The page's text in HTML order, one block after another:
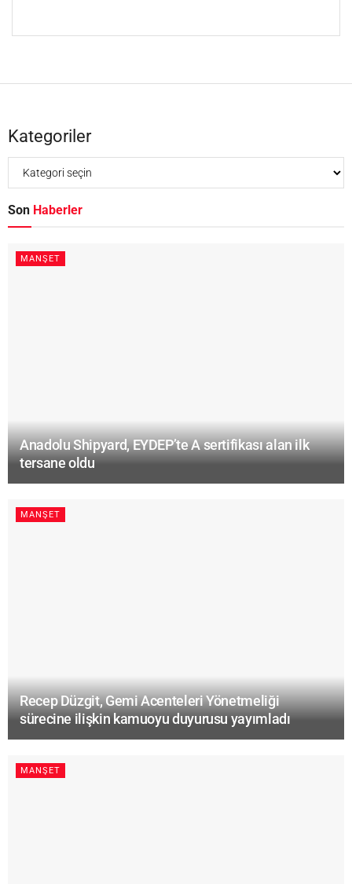
Kategoriler
Son Haberler
MANŞET
Anadolu Shipyard, EYDEP’te A sertifikası alan ilk
tersane oldu
MANŞET
Recep Düzgit, Gemi Acenteleri Yönetmeliği
sürecine ilişkin kamuoyu duyurusu yayımladı
MANŞET